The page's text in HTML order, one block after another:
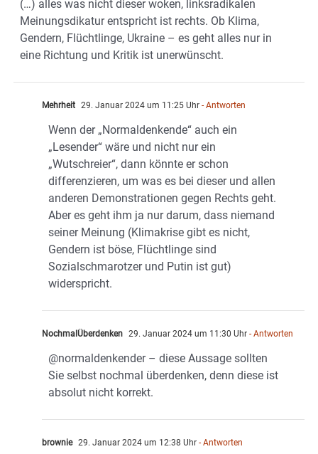
(…) alles was nicht dieser woken, linksradikalen
Meinungsdikatur entspricht ist rechts. Ob Klima,
Gendern, Flüchtlinge, Ukraine – es geht alles nur in
eine Richtung und Kritik ist unerwünscht.
Mehrheit 29. Januar 2024 um 11:25 Uhr - Antworten
Wenn der „Normaldenkende“ auch ein
„Lesender“ wäre und nicht nur ein
„Wutschreier“, dann könnte er schon
differenzieren, um was es bei dieser und allen
anderen Demonstrationen gegen Rechts geht.
Aber es geht ihm ja nur darum, dass niemand
seiner Meinung (Klimakrise gibt es nicht,
Gendern ist böse, Flüchtlinge sind
Sozialschmarotzer und Putin ist gut)
widerspricht.
NochmalÜberdenken 29. Januar 2024 um 11:30 Uhr - Antworten
@normaldenkender – diese Aussage sollten
Sie selbst nochmal überdenken, denn diese ist
absolut nicht korrekt.
brownie 29. Januar 2024 um 12:38 Uhr - Antworten